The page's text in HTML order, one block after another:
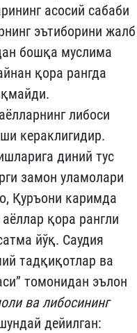
асосий сабаби
эътиборини жалб
бошқа муслима
қора рангда
либоси
кераклигидир.
диний тус
замон уламолари
Қуръони каримда
қора рангли
йўқ. Саудия
тадқиқотлар ва
томонидан эълон
ва либосининг
дейилган: